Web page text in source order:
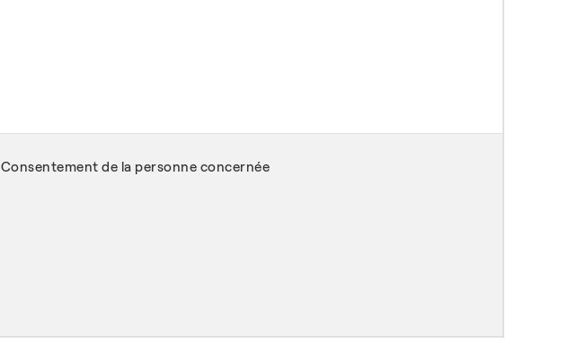
Consentement de la personne concernée